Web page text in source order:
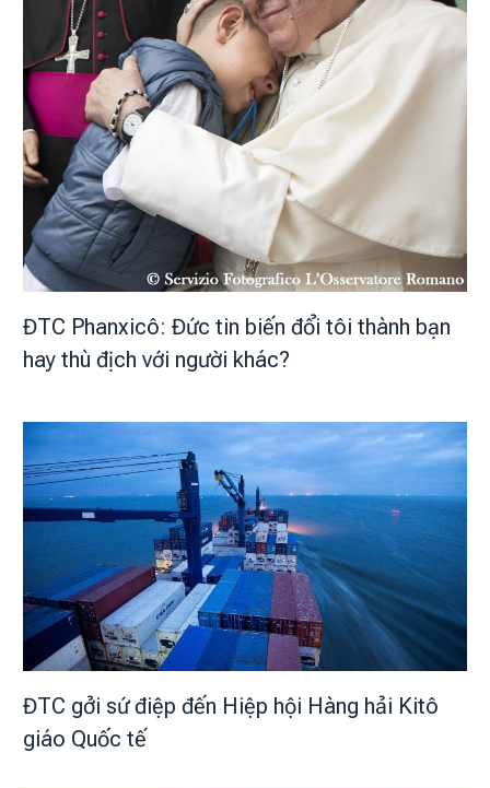
ĐTC Phanxicô: Đức tin biến đổi tôi thành bạn
hay thù địch với người khác?
ĐTC gởi sứ điệp đến Hiệp hội Hàng hải Kitô
giáo Quốc tế